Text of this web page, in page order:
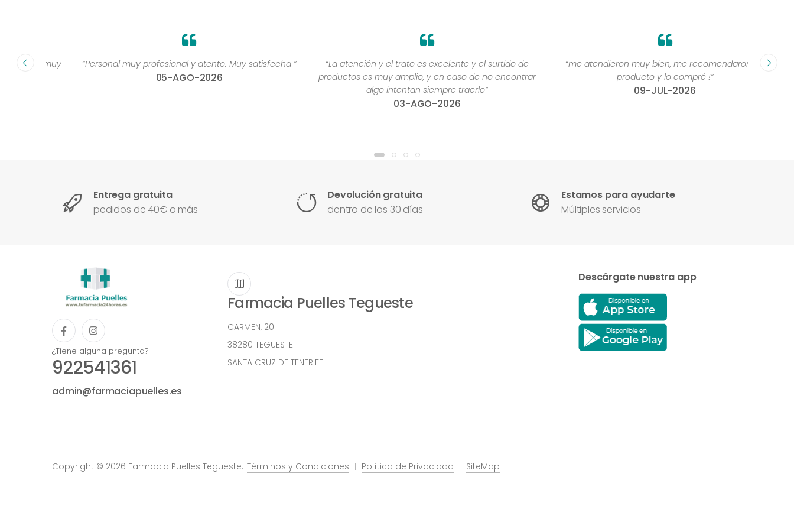
muy “Personal muy profesional y atento. Muy satisfecha ”
05-AGO-2026
“La atención y el trato es excelente y el surtido de
productos es muy amplio, y en caso de no encontrar
algo intentan siempre traerlo”
03-AGO-2026
“me atendieron muy bien, me recomendaron un
producto y lo compré !”
09-JUL-2026
Entrega gratuita
pedidos de 40€ o más
Devolución gratuita
dentro de los 30 días
Estamos para ayudarte
Múltiples servicios
¿Tiene alguna pregunta?
922541361
admin@farmaciapuelles.es
Farmacia Puelles Tegueste
CARMEN, 20
38280 TEGUESTE
SANTA CRUZ DE TENERIFE
Descárgate nuestra app
Copyright © 2026 Farmacia Puelles Tegueste. Términos y Condiciones Política de Privacidad SiteMap